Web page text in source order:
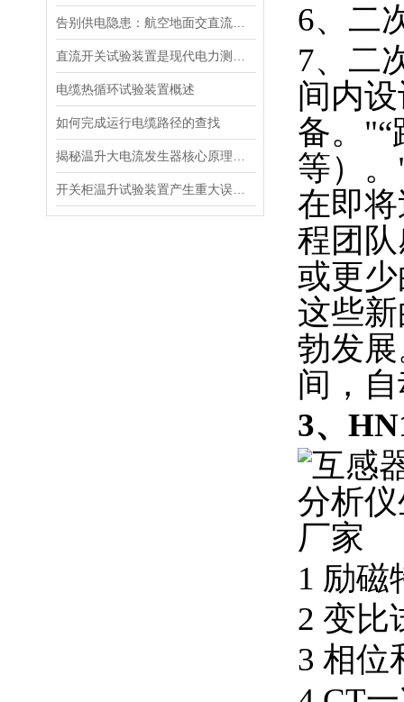
电缆热循环试验装置概述
如何完成运行电缆路径的查找
6、二
7、二
间内
备。"“
等）
在即
程团
或更
这些
勃发
间，
3、
1 励磁
2 变比
3 相位